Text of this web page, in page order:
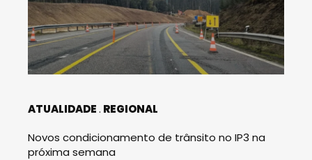
ATUALIDADE REGIONAL
Novos condicionamento de trânsito no IP3 na
próxima semana